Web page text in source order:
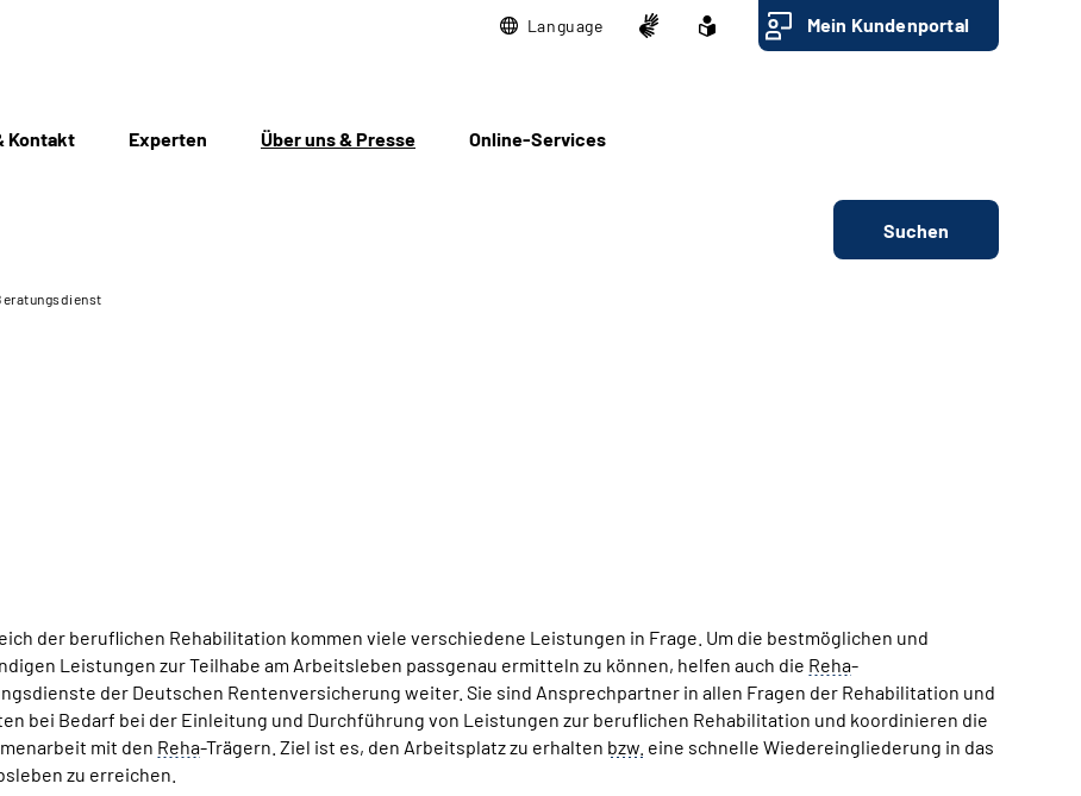
Language Mein Kundenportal
Kontakt Experten Über uns & Presse Online-Services
Suchen
der beruflichen Rehabilitation kommen viele verschiedene Leistungen in Frage. Um die bestmöglichen und
Leistungen zur Teilhabe am Arbeitsleben passgenau ermitteln zu können, helfen auch die Reha-
der Deutschen Rentenversicherung weiter. Sie sind Ansprechpartner in allen Fragen der Rehabilitation und
bei Bedarf bei der Einleitung und Durchführung von Leistungen zur beruflichen Rehabilitation und koordinieren die
mit den Reha-Trägern. Ziel ist es, den Arbeitsplatz zu erhalten bzw. eine schnelle Wiedereingliederung in das
zu erreichen.